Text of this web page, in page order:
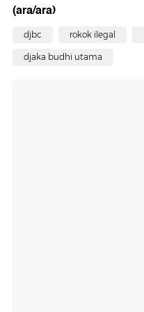
(ara/ara)
djbc rokok ilegal
djaka budhi utama